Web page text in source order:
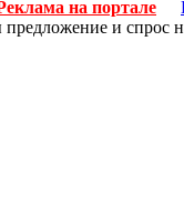
на портале
и спрос